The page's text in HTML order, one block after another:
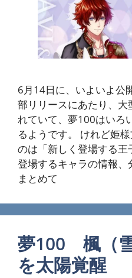
6月14日に、いよいよ
部リリースにあたり、大
れていて、夢100はいろ
るようです。 けれど姫
のは「新しく登場する
登場するキャラの情報
まとめて
夢100 楓（雪
を太陽覚醒